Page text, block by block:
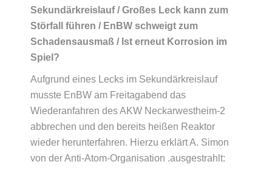
Sekundärkreislauf / Großes Leck kann zum
Störfall führen / EnBW schweigt zum
Schadensausmaß / Ist erneut Korrosion im
Spiel?
Aufgrund eines Lecks im Sekundärkreislauf
musste EnBW am Freitagabend das
Wiederanfahren des AKW Neckarwestheim-2
abbrechen und den bereits heißen Reaktor
wieder herunterfahren. Hierzu erklärt A. Simon
von der Anti-Atom-Organisation .ausgestrahlt: